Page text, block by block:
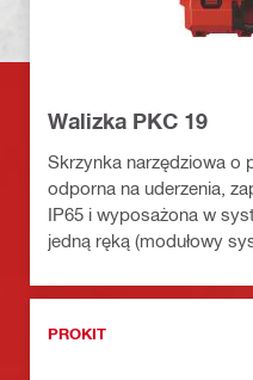
Walizka PKC 19
Skrzynka narzędziowa o
odporna na uderzenia,
IP65 i wyposażona w
jedną ręką (modułowy
PROKIT